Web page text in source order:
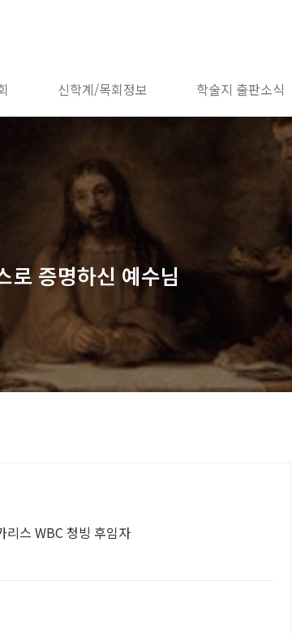
신학계/목회정보 학술지 출판소식
로 증명하신 예수님
리스 WBC 청빙 후임자